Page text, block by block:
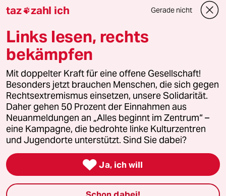
Downloads für Abonnierende
© 2026 taz Verlags und Vertriebs GmbH
Alle Rechte vorbehalten. Bei rechtlichen Fragen oder für Genehmigungen
wenden Sie sich bitte an
lizenzen@taz.de
Feedback Redaktionsstatut Kommune-Richtlinien
Leitlinie Informant Datenschutz Impressum AGB
Seitenwende Einwilligungen widerrufen (Ads)
taz zahl ich Gerade nicht
Links lesen, rechts
bekämpfen
Mit doppelter Kraft für eine offene Gesellschaft!
Besonders jetzt brauchen Menschen, die sich gegen
Rechtsextremismus einsetzen, unsere Solidarität.
Daher gehen 50 Prozent der Einnahmen aus
Neuanmeldungen an „Alles beginnt im Zentrum“ –
eine Kampagne, die bedrohte linke Kulturzentren
und Jugendorte unterstützt. Sind Sie dabei?
 Ja, ich will